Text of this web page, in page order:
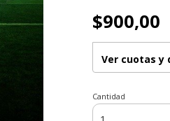
$900,00
Ver cuotas y
Cantidad